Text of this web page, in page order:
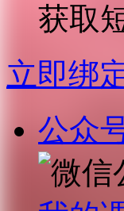
获取
立即绑
公众